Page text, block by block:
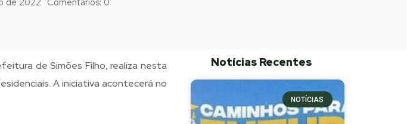
de 2022 Comentários: 0
de Simões Filho, realiza nesta
A iniciativa acontecerá no
Notícias Recentes
NOTÍCIAS